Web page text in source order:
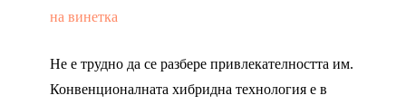
на винетка
Не е трудно да се разбере привлекателността им.
Конвенционалната хибридна технология е в